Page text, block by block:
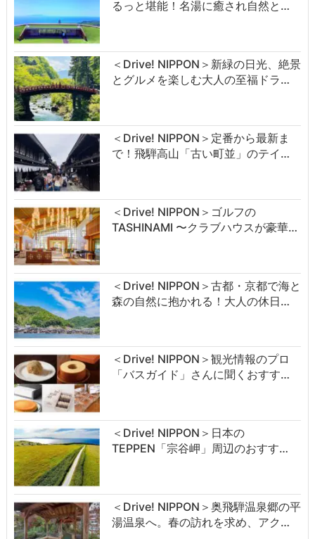
るっと堪能！名湯に癒され自然と…
＜Drive! NIPPON＞新緑の日光、絶景
とグルメを楽しむ大人の至福ドラ…
＜Drive! NIPPON＞定番から最新ま
で！飛騨高山「古い町並」のテイ…
＜Drive! NIPPON＞ゴルフの
TASHINAMI 〜クラブハウスが豪華…
＜Drive! NIPPON＞古都・京都で海と
森の自然に抱かれる！大人の休日…
＜Drive! NIPPON＞観光情報のプロ
「バスガイド」さんに聞くおすす…
＜Drive! NIPPON＞日本の
TEPPEN「宗谷岬」周辺のおすす…
＜Drive! NIPPON＞奥飛騨温泉郷の平
湯温泉へ。春の訪れを求め、アク…